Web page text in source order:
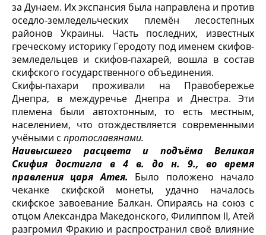
за Дунаем. Их экспансия была направлена и про­тив
оседло-земледельческих племён лесостепных
районов Украины. Часть последних, известных
греческому историку Геродоту под именем скифов-
земледельцев и скифов-пахарей, вошла в состав
скифского государственно­го объединения.
Скифы-пахари проживали на Правобережье
Днепра, в междуречье Днеп­ра и Днестра. Эти
племена были автохтонным, то есть местным,
населением, что отождествляется современными
учёными с протославянами.
Наивысшего расцвета и подъёма Великая
Скифия достигла в 4 в. до н. 9., во время
правления царя Атея. Было положено начало
чеканке скифской монеты, удачно началось
скифское завоевание Балкан. Опираясь на союз с
отцом Александра Македонского, Филиппом II, Атей
разгромил Фракию и распространил своё влияние